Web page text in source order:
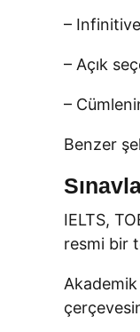
–
– Açık
–
Benzer
IELTS,
resmi bir